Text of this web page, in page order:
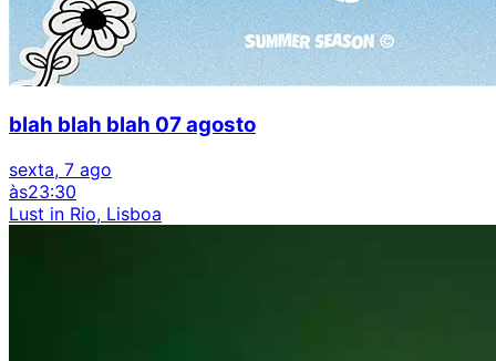
blah blah blah 07 agosto
sexta, 7 ago
às23:30
Lust in Rio, Lisboa